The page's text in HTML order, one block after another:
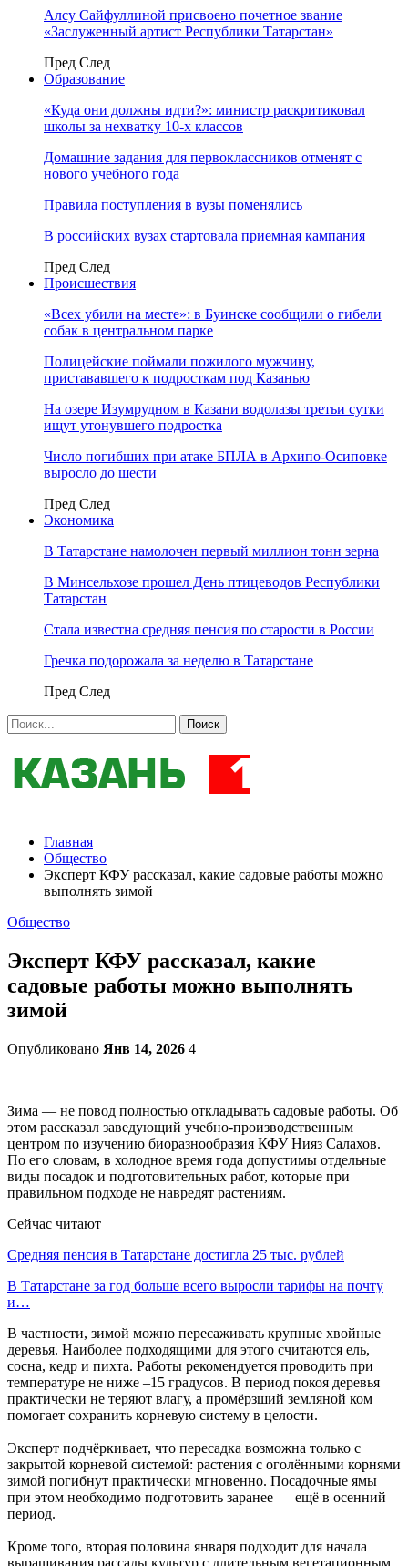
Алсу Сайфуллиной присвоено почетное звание
«Заслуженный артист Республики Татарстан»
Пред След
Образование
«Куда они должны идти?»: министр раскритиковал
школы за нехватку 10-х классов
Домашние задания для первоклассников отменят с
нового учебного года
Правила поступления в вузы поменялись
В российских вузах стартовала приемная кампания
Пред След
Происшествия
«Всех убили на месте»: в Буинске сообщили о гибели
собак в центральном парке
Полицейские поймали пожилого мужчину,
пристававшего к подросткам под Казанью
На озере Изумрудном в Казани водолазы третьи сутки
ищут утонувшего подростка
Число погибших при атаке БПЛА в Архипо-Осиповке
выросло до шести
Пред След
Экономика
В Татарстане намолочен первый миллион тонн зерна
В Минсельхозе прошел День птицеводов Республики
Татарстан
Стала известна средняя пенсия по старости в России
Гречка подорожала за неделю в Татарстане
Пред След
Главная
Общество
Эксперт КФУ рассказал, какие садовые работы можно
выполнять зимой
Общество
Эксперт КФУ рассказал, какие
садовые работы можно выполнять
зимой
Опубликовано Янв 14, 2026 4
Зима — не повод полностью откладывать садовые работы. Об
этом рассказал заведующий учебно-производственным
центром по изучению биоразнообразия КФУ Нияз Салахов.
По его словам, в холодное время года допустимы отдельные
виды посадок и подготовительных работ, которые при
правильном подходе не навредят растениям.
Сейчас читают
Средняя пенсия в Татарстане достигла 25 тыс. рублей
В Татарстане за год больше всего выросли тарифы на почту
и…
В частности, зимой можно пересаживать крупные хвойные
деревья. Наиболее подходящими для этого считаются ель,
сосна, кедр и пихта. Работы рекомендуется проводить при
температуре не ниже –15 градусов. В период покоя деревья
практически не теряют влагу, а промёрзший земляной ком
помогает сохранить корневую систему в целости.
Эксперт подчёркивает, что пересадка возможна только с
закрытой корневой системой: растения с оголёнными корнями
зимой погибнут практически мгновенно. Посадочные ямы
при этом необходимо подготовить заранее — ещё в осенний
период.
Кроме того, вторая половина января подходит для начала
выращивания рассады культур с длительным вегетационным